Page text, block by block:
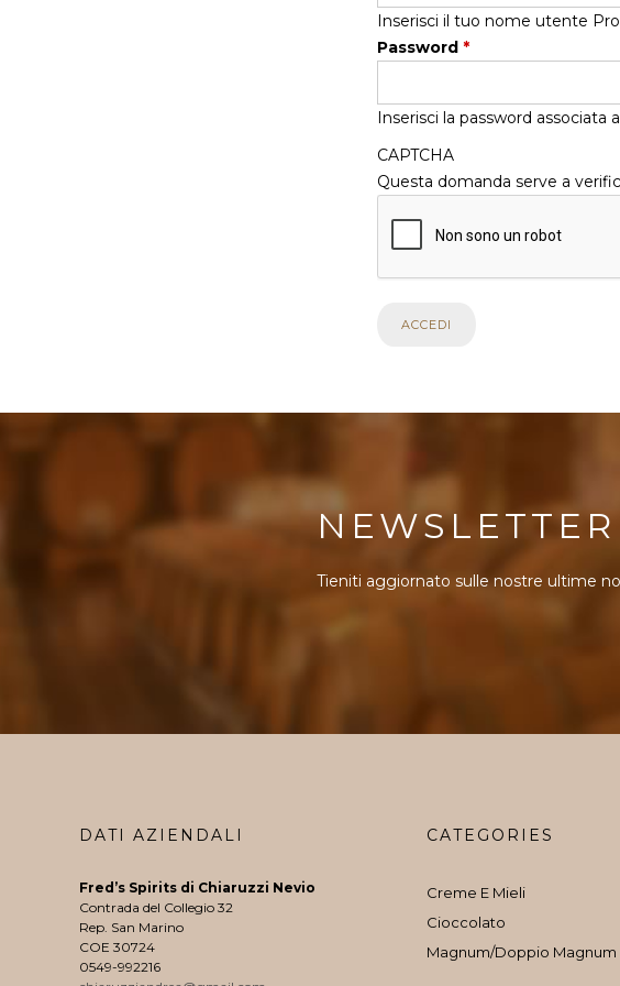
Inserisci il tuo nome utente
Password *
Inserisci la password associata
CAPTCHA
Questa domanda serve a
NEWSLETTER
Tieniti aggiornato sulle nostre ultime
DATI AZIENDALI
Fred’s Spirits di Chiaruzzi Nevio
Contrada del Collegio 32
Rep. San Marino
COE 30724
0549-992216
CATEGORIES
Creme E Mieli
Cioccolato
Magnum/Doppio Magnum